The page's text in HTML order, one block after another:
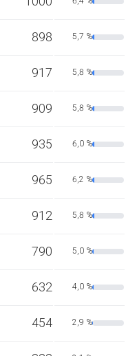
898 5,7 %
917 5,8 %
909 5,8 %
935 6,0 %
965 6,2 %
912 5,8 %
790 5,0 %
632 4,0 %
454 2,9 %